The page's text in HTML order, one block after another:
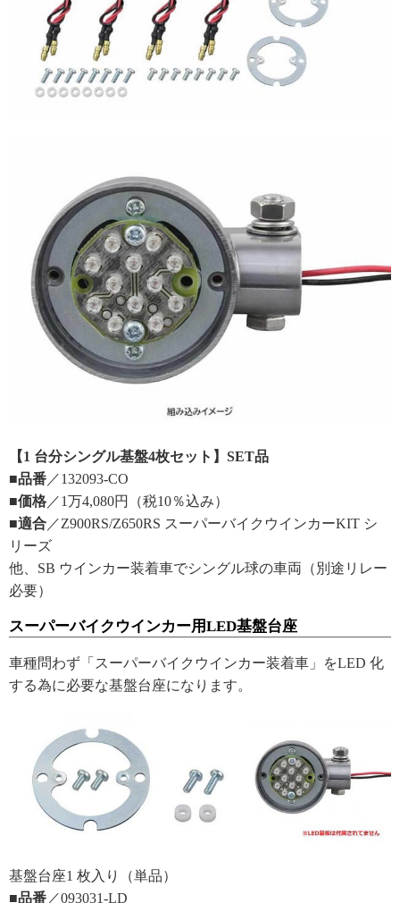
【1 台分シングル基盤4枚セット】SET品
■品番 ／132093-CO
■価格 ／1万4,080円（税10％込み）
■適合 ／Z900RS/Z650RS スーパーバイクウインカーKIT シ
リーズ
他、SB ウインカー装着車でシングル球の車両（別途リレー
必要）
スーパーバイクウインカー用LED基盤台座
車種問わず「スーパーバイクウインカー装着車」をLED 化
する為に必要な基盤台座になります。
基盤台座1 枚入り（単品）
■品番 ／093031-LD